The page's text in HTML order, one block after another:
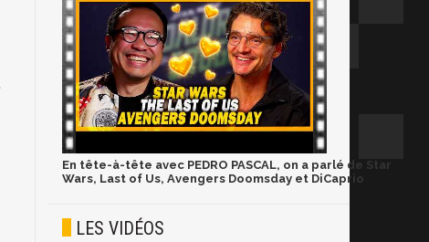
En tête-à-tête avec PEDRO PASCAL, on a parlé de Star
Wars, Last of Us, Avengers Doomsday et DiCaprio
LES VIDÉOS